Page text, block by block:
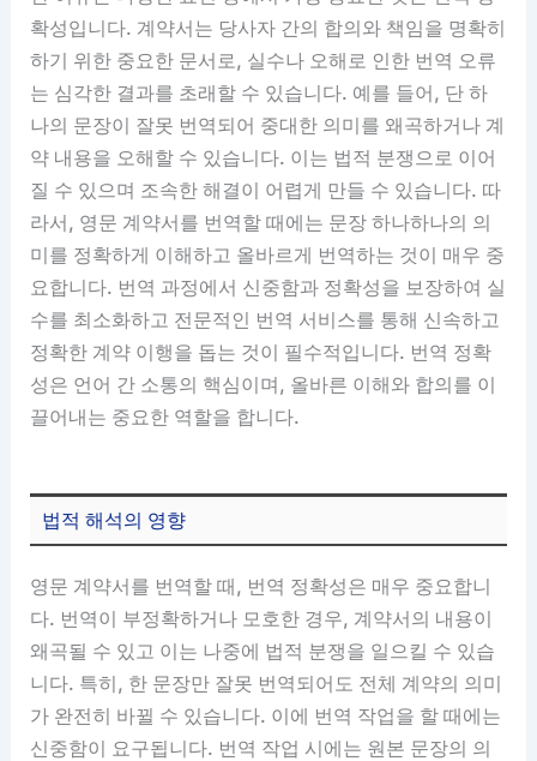
확성입니다. 계약서는 당사자 간의 합의와 책임을 명확히
하기 위한 중요한 문서로, 실수나 오해로 인한 번역 오류
는 심각한 결과를 초래할 수 있습니다. 예를 들어, 단 하
나의 문장이 잘못 번역되어 중대한 의미를 왜곡하거나 계
약 내용을 오해할 수 있습니다. 이는 법적 분쟁으로 이어
질 수 있으며 조속한 해결이 어렵게 만들 수 있습니다. 따
라서, 영문 계약서를 번역할 때에는 문장 하나하나의 의
미를 정확하게 이해하고 올바르게 번역하는 것이 매우 중
요합니다. 번역 과정에서 신중함과 정확성을 보장하여 실
수를 최소화하고 전문적인 번역 서비스를 통해 신속하고
정확한 계약 이행을 돕는 것이 필수적입니다. 번역 정확
성은 언어 간 소통의 핵심이며, 올바른 이해와 합의를 이
끌어내는 중요한 역할을 합니다.
법적 해석의 영향
영문 계약서를 번역할 때, 번역 정확성은 매우 중요합니
다. 번역이 부정확하거나 모호한 경우, 계약서의 내용이
왜곡될 수 있고 이는 나중에 법적 분쟁을 일으킬 수 있습
니다. 특히, 한 문장만 잘못 번역되어도 전체 계약의 의미
가 완전히 바뀔 수 있습니다. 이에 번역 작업을 할 때에는
신중함이 요구됩니다. 번역 작업 시에는 원본 문장의 의